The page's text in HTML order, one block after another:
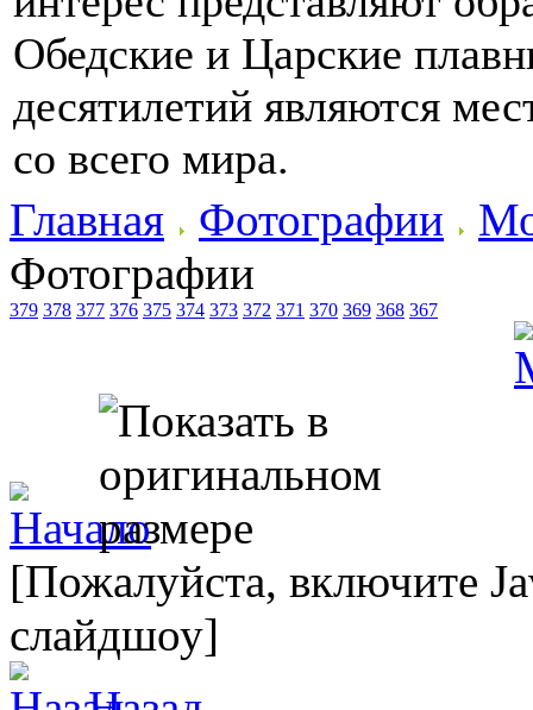
Обедские и Царские
десятилетий являются
со всего мира.
Главная Фотографии
Фотографии
379 378 377 376 375 374 373 372 371 370 369 368 367
[Пожалуйста, включите
слайдшоу]